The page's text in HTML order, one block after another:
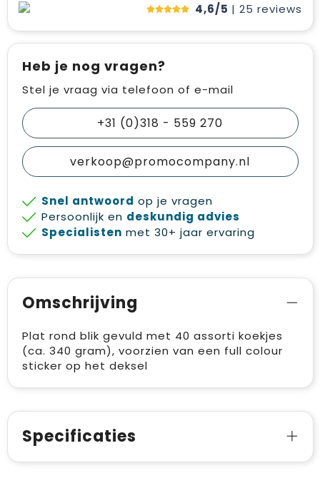
4,6/5 | 25 reviews
Heb je nog vragen?
Stel je vraag via telefoon of e-mail
+31 (0)318 - 559 270
verkoop@promocompany.nl
Snel antwoord op je vragen
Persoonlijk en deskundig advies
Specialisten met 30+ jaar ervaring
Omschrijving
Plat rond blik gevuld met 40 assorti koekjes
(ca. 340 gram), voorzien van een full colour
sticker op het deksel
Specificaties